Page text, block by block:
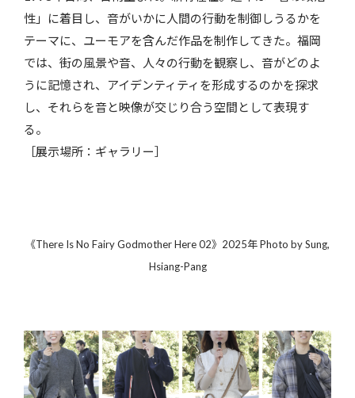
性」に着目し、音がいかに人間の行動を制御しうるかを
テーマに、ユーモアを含んだ作品を制作してきた。福岡
では、街の風景や音、人々の行動を観察し、音がどのよ
うに記憶され、アイデンティティを形成するのかを探求
し、それらを音と映像が交じり合う空間として表現す
る。
［展示場所：ギャラリー］
《There Is No Fairy Godmother Here 02》2025年 Photo by Sung,
Hsiang-Pang